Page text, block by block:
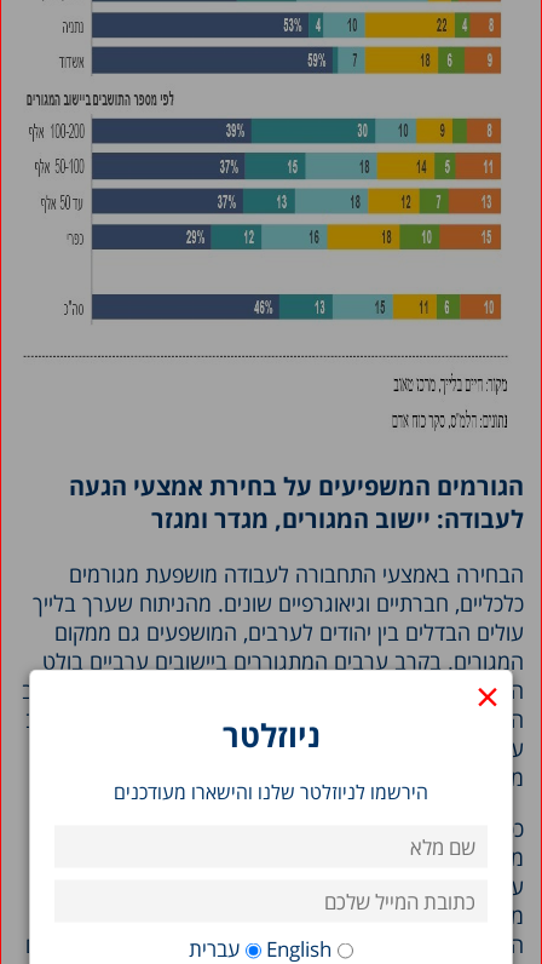
×
ניוזלטר
הירשמו לניוזלטר שלנו והישארו מעודכנים
English עברית
הגורמים המשפיעים על בחירת אמצעי הגעה
לעבודה: יישוב המגורים, מגדר ומגזר
הבחירה באמצעי התחבורה לעבודה מושפעת מגורמים
כלכליים, חברתיים וגיאוגרפיים שונים. מהניתוח שערך בלייך
עולים הבדלים בין יהודים לערבים, המושפעים גם ממקום
המגורים. בקרב ערבים המתגוררים ביישובים ערביים בולט
השימוש המועט בתחבורה ציבורית, הנובע מהיצע נמוך עקב
היעדר תשתית הולמת לתחבורה ציבורית. לעומת זאת, בקרב
עובדים ערבים יש שימוש נרחב יחסית בהסעות מאורגנות
מטעם המעסיק.
ככלל, תשתיות התחבורה ביישובים ערביים טובות פחות
מאשר ביישובים יהודיים, והדבר ניכר בסקרי שביעות רצון.
ערבים המתגוררים ביישובים שיש בהם רוב יהודי מרוצים
ממצב הכבישים יותר מתושבים ביישובים ערביים, ובקרב
המשתמשים בתחבורה ציבורית 82 אחוזים מהיהודים מרוצים